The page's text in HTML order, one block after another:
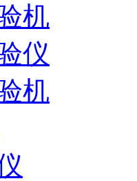
机
仪
机